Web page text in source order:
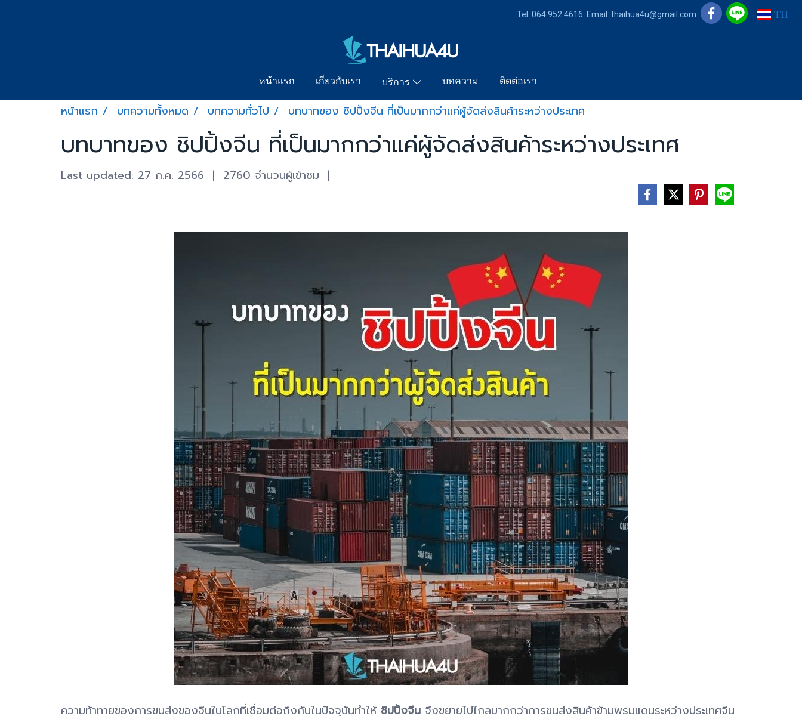
Tel. 064 952 4616 Email: thaihua4u@gmail.com TH
หน้าแรก เกี่ยวกับเรา บริการ บทความ ติดต่อเรา
หน้าแรก บทความทั้งหมด บทความทั่วไป บทบาทของ ชิปปิ้งจีน ที่เป็นมากกว่าแค่ผู้จัดส่งสินค้าระหว่างประเทศ
บทบาทของ ชิปปิ้งจีน ที่เป็นมากกว่าแค่ผู้จัดส่งสินค้าระหว่างประเทศ
Last updated: 27 ก.ค. 2566 | 2760 จำนวนผู้เข้าชม |
ความท้าทายของการขนส่งของจีนในโลกที่เชื่อมต่อถึงกันในปัจจุบันทำให้ ชิปปิ้งจีน จึงขยายไปไกลมากกว่าการขนส่งสินค้าข้ามพรมแดนระหว่างประเทศจีน